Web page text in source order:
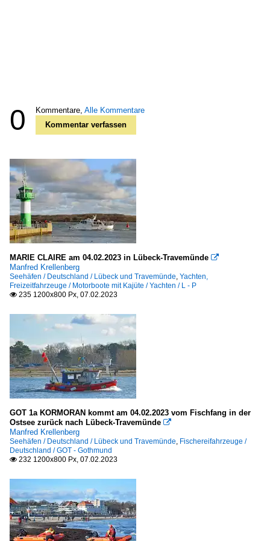
0 Kommentare, Alle Kommentare
Kommentar verfassen
MARIE CLAIRE am 04.02.2023 in Lübeck-Travemünde 
Manfred Krellenberg
Seehäfen / Deutschland / Lübeck und Travemünde, Yachten,
Freizeitfahrzeuge / Motorboote mit Kajüte / Yachten / L - P
 235 1200x800 Px, 07.02.2023
GOT 1a KORMORAN kommt am 04.02.2023 vom Fischfang in der
Ostsee zurück nach Lübeck-Travemünde 
Manfred Krellenberg
Seehäfen / Deutschland / Lübeck und Travemünde, Fischereifahrzeuge /
Deutschland / GOT - Gothmund
 232 1200x800 Px, 07.02.2023